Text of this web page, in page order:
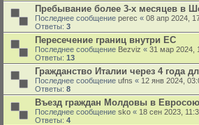
Пребывание более 3-х месяцев в
Последнее сообщение perec « 08 апр 2024,
Ответы: 3
Пересечение границ внутри ЕС
Последнее сообщение Bezviz « 31 мар 2024,
Ответы: 13
Гражданство Италии через 4 года
Последнее сообщение ufns « 12 янв 2024,
Ответы: 8
Въезд граждан Молдовы в
Последнее сообщение sko « 18 сен 2023,
Ответы: 4